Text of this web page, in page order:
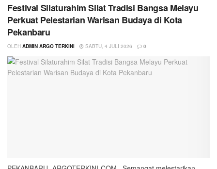
Festival Silaturahim Silat Tradisi Bangsa Melayu
Perkuat Pelestarian Warisan Budaya di Kota
Pekanbaru
OLEH ADMIN ARGO TERKINI SABTU, 4 JULI 2026 0